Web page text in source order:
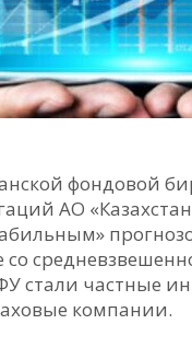
фондовой
АО
стали частные
компании.